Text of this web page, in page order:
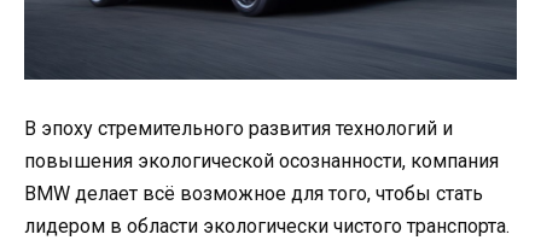
В эпоху стремительного развития технологий и
повышения экологической осознанности, компания
BMW делает всё возможное для того, чтобы стать
лидером в области экологически чистого транспорта.